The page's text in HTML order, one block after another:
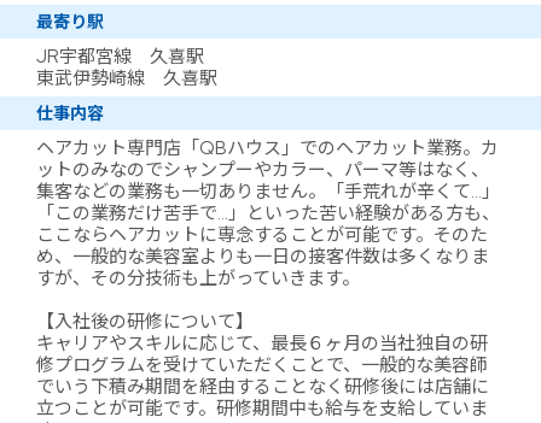
最寄り駅
JR宇都宮線 久喜駅
東武伊勢崎線 久喜駅
仕事内容
ヘアカット専門店「QBハウス」でのヘアカット業務。カ
ットのみなのでシャンプーやカラー、パーマ等はなく、
集客などの業務も一切ありません。「手荒れが辛くて…」
「この業務だけ苦手で…」といった苦い経験がある方も、
ここならヘアカットに専念することが可能です。そのた
め、一般的な美容室よりも一日の接客件数は多くなりま
すが、その分技術も上がっていきます。
【入社後の研修について】
キャリアやスキルに応じて、最長６ヶ月の当社独自の研
修プログラムを受けていただくことで、一般的な美容師
でいう下積み期間を経由することなく研修後には店舗に
立つことが可能です。研修期間中も給与を支給していま